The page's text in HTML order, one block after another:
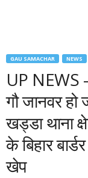
GAU SAMACHAR NEWS
UP NEWS
गौ जानवर हो
खड्डा थाना
के बिहार
खेप